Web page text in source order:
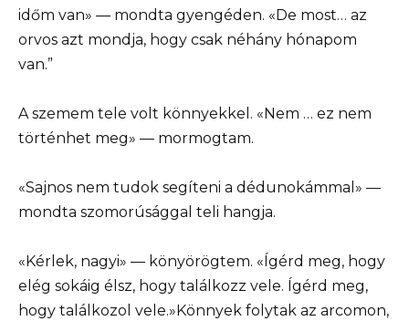
időm van» — mondta gyengéden. «De most… az
orvos azt mondja, hogy csak néhány hónapom
van.”
A szemem tele volt könnyekkel. «Nem … ez nem
történhet meg» — mormogtam.
«Sajnos nem tudok segíteni a dédunokámmal» —
mondta szomorúsággal teli hangja.
«Kérlek, nagyi» — könyörögtem. «Ígérd meg, hogy
elég sokáig élsz, hogy találkozz vele. Ígérd meg,
hogy találkozol vele.»Könnyek folytak az arcomon,